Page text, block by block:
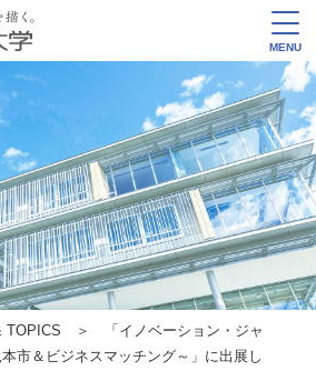
MENU
TOPICS ＞ 「イノベーション・ジャ
市＆ビジネスマッチング～」に出展し